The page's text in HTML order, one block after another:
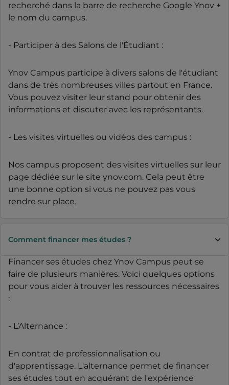
recherché dans la barre de recherche Google Ynov +
le nom du campus.
- Participer à des Salons de l'Étudiant :
Ynov Campus participe à divers salons de l'étudiant
dans de très nombreuses villes partout en France.
Vous pouvez visiter leur stand pour obtenir des
informations et discuter avec les représentants.
- Les visites virtuelles ou vidéos des campus :
Nos campus proposent des visites virtuelles sur leur
page dédiée sur le site ynov.com. Cela peut être
une bonne option si vous ne pouvez pas vous
rendre sur place.
Comment financer mes études ?
Financer ses études chez Ynov Campus peut se
faire de plusieurs manières. Voici quelques options
pour vous aider à trouver les ressources nécessaires
:
- L’Alternance :
En contrat de professionnalisation ou
d'apprentissage. L'alternance permet de financer
ses études tout en acquérant de l'expérience